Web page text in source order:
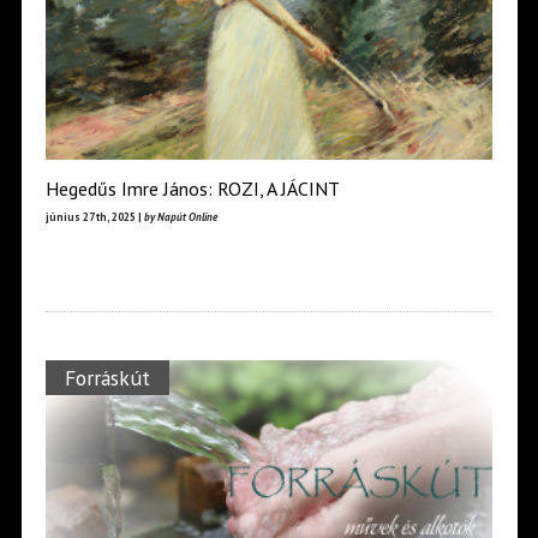
Hegedűs Imre János: ROZI, A JÁCINT
június 27th, 2025 | by Napút Online
Forráskút